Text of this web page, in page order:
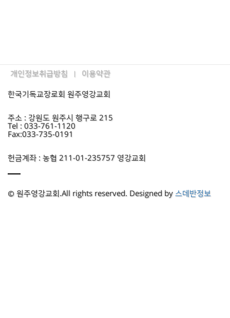
한국기독교장로회 원주영강교회
개인정보취급방침 이용약관
주소 : 강원도 원주시 행구로 215
Tel : 033-761-1120
Fax:033-735-0191
헌금계좌 : 농협 211-01-235757 영강교회
© 원주영강교회.All rights reserved. Designed by 스데반정보